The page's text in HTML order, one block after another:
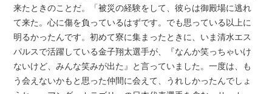
来たときのことだ。「被災の経験をして、彼らは御殿場に逃れ
て来た。心に傷を負っているはずです。でも思っている以上に
明るかったんです。初めて寮に集まったときに、いま清水エス
パルスで活躍している金子翔太選手が、『なんか笑っちゃいけ
ないけど、みんな笑みが出た』と言っていました。一度は、も
う会えないかもと思った仲間に会えて、うれしかったんでしょ